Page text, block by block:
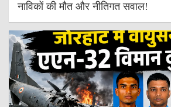
नाविकों की मौत और नीतिगत सवाल!